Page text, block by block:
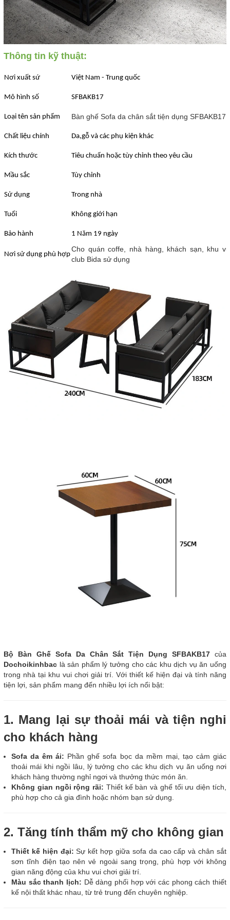
Thông tin kỹ thuật:
Nơi xuất sứ Việt Nam - Trung quốc
Mô hình số SFBAKB17
Loại tên sản phẩm Bàn ghế Sofa da chân sắt tiện dụng SFBAKB17
Chất liệu chính Da,gỗ và các phụ kiện khác
Kích thước Tiêu chuẩn hoặc tùy chỉnh theo yêu cầu
Mầu sắc Tùy chỉnh
Sử dụng Trong nhà
Tuổi Không giới hạn
Bảo hành 1 Năm 19 ngày
Nơi sử dụng phù hợp
Cho quán coffe, nhà hàng, khách sạn, khu
club Bida sử dụng
Bộ Bàn Ghế Sofa Da Chân Sắt Tiện Dụng SFBAKB17 của
Dochoikinhbac là sản phẩm lý tưởng cho các khu dịch vụ ăn uống
trong nhà tại khu vui chơi giải trí. Với thiết kế hiện đại và tính năng
tiện lợi, sản phẩm mang đến nhiều lợi ích nổi bật:
1. Mang lại sự thoải mái và tiện nghi
cho khách hàng
Sofa da êm ái: Phần ghế sofa bọc da mềm mại, tạo cảm giác
thoải mái khi ngồi lâu, lý tưởng cho các khu dịch vụ ăn uống nơi
khách hàng thường nghỉ ngơi và thưởng thức món ăn.
Không gian ngồi rộng rãi: Thiết kế bàn và ghế tối ưu diện tích,
phù hợp cho cả gia đình hoặc nhóm bạn sử dụng.
2. Tăng tính thẩm mỹ cho không gian
Thiết kế hiện đại: Sự kết hợp giữa sofa da cao cấp và chân sắt
sơn tĩnh điện tạo nên vẻ ngoài sang trọng, phù hợp với không
gian năng động của khu vui chơi giải trí.
Màu sắc thanh lịch: Dễ dàng phối hợp với các phong cách thiết
kế nội thất khác nhau, từ trẻ trung đến chuyên nghiệp.